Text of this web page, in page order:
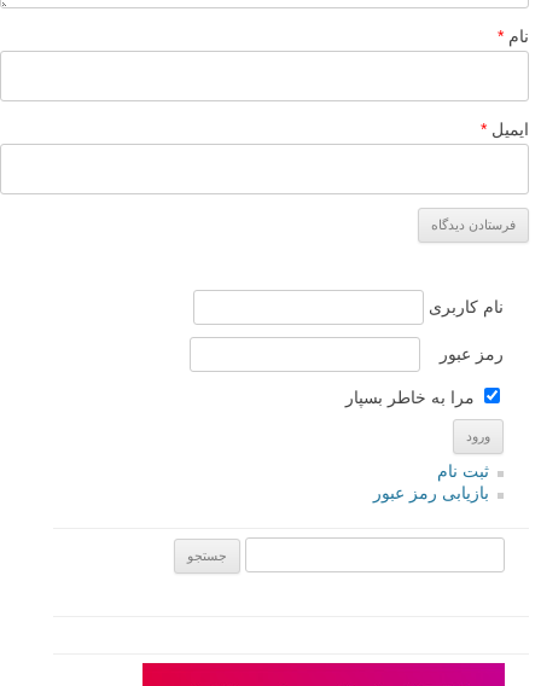
نام *
ایمیل *
نام کاربری
رمز عبور
مرا به خاطر بسپار
ثبت نام
بازیابی رمز عبور